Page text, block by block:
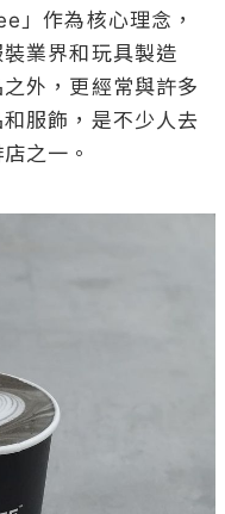
作為核心理念，
業界和玩具製造
外，更經常與許多
服飾，是不少人去
之一。